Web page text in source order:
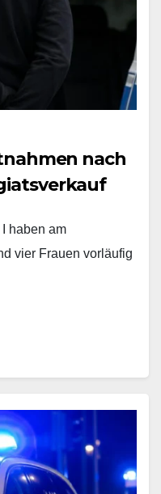
nach
haben am
vier Frauen vorläufig